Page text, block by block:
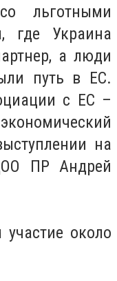
льготными
где Украина
а люди
путь в ЕС.
с ЕС –
на
ПР Андрей
около